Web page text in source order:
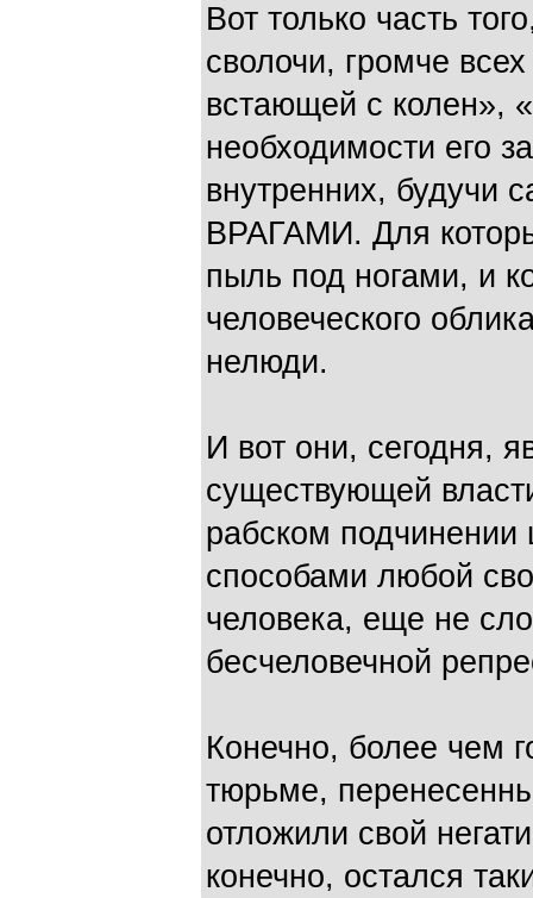
Вот только часть
сволочи, громче
встающей с колен»,
необходимости его
внутренних, будучи
ВРАГАМИ. Для
пыль под ногами, и
человеческого
нелюди.
И вот они, сегодня,
существующей
рабском подчинении
способами любой
человека, еще не
бесчеловечной
Конечно, более чем
тюрьме,
отложили свой
конечно, остался